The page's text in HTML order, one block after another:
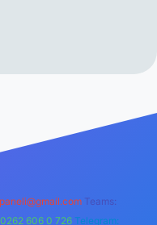
Teams:
606 0 726 Telegram: